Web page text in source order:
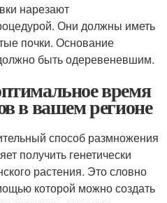
нарезают
Они должны иметь
почки. Основание
быть одеревеневшим.
время
в вашем регионе
способ размножения
получить генетически
растения. Это словно
которой можно создать